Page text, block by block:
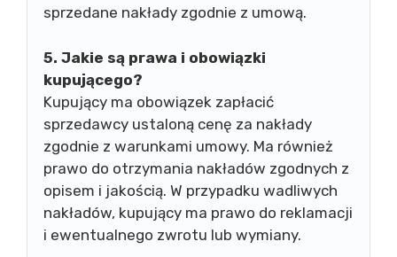
sprzedane nakłady zgodnie z umową.
5. Jakie są prawa i obowiązki
kupującego?
Kupujący ma obowiązek zapłacić
sprzedawcy ustaloną cenę za nakłady
zgodnie z warunkami umowy. Ma również
prawo do otrzymania nakładów zgodnych z
opisem i jakością. W przypadku wadliwych
nakładów, kupujący ma prawo do reklamacji
i ewentualnego zwrotu lub wymiany.